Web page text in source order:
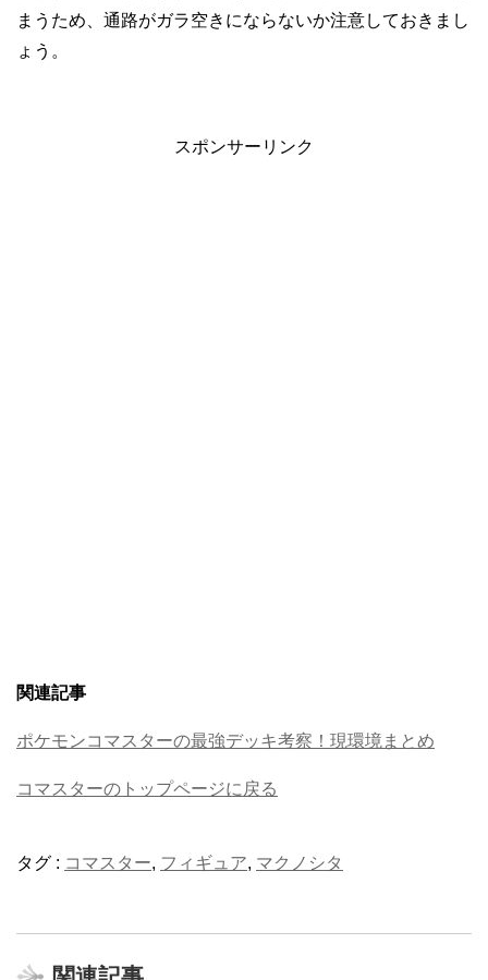
まうため、通路がガラ空きにならないか注意しておきまし
ょう。
スポンサーリンク
関連記事
ポケモンコマスターの最強デッキ考察！現環境まとめ
コマスターのトップページに戻る
タグ : コマスター, フィギュア, マクノシタ